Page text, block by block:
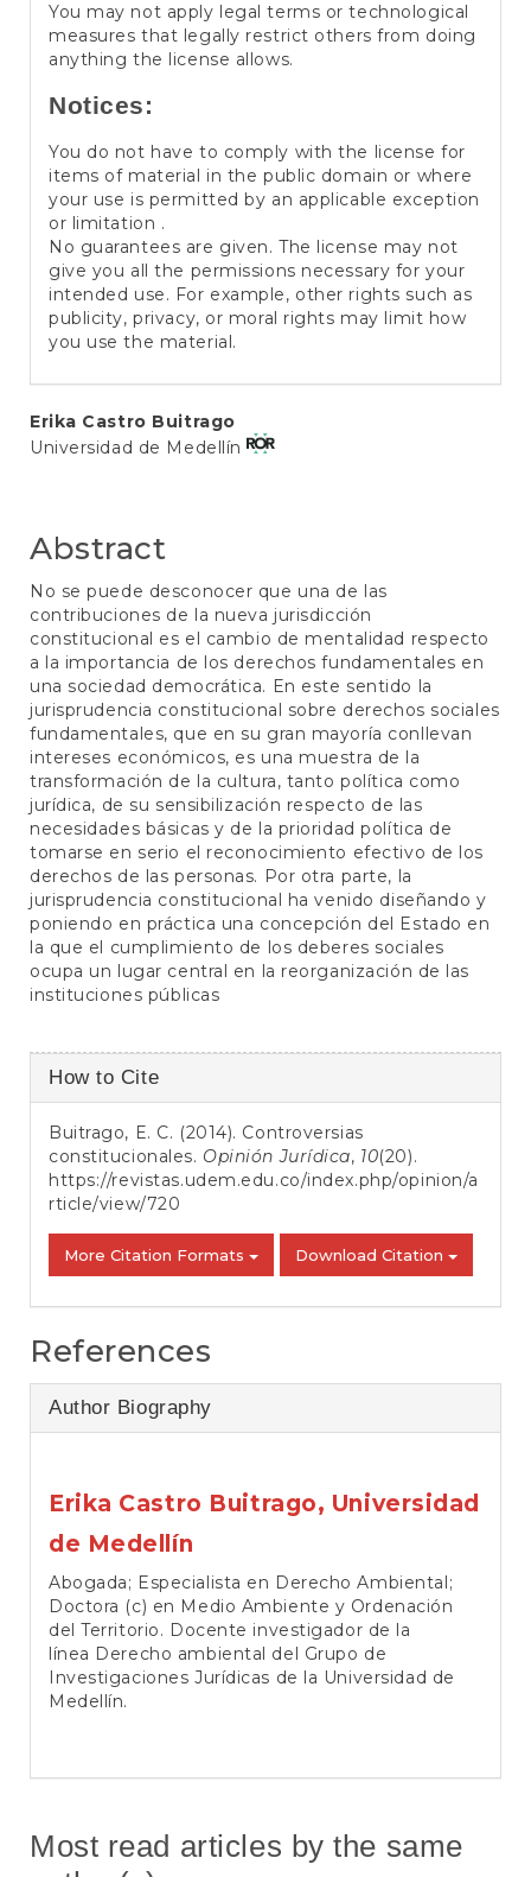
You may not apply legal terms or technological
measures that legally restrict others from doing
anything the license allows.
Notices:
You do not have to comply with the license for
items of material in the public domain or where
your use is permitted by an applicable exception
or limitation .
No guarantees are given. The license may not
give you all the permissions necessary for your
intended use. For example, other rights such as
publicity, privacy, or moral rights may limit how
you use the material.
Main
Article
Erika Castro Buitrago
Universidad de Medellín
Abstract
No se puede desconocer que una de las
contribuciones de la nueva jurisdicción
constitucional es el cambio de mentalidad respecto
a la importancia de los derechos fundamentales en
una sociedad democrática. En este sentido la
jurisprudencia constitucional sobre derechos sociales
fundamentales, que en su gran mayoría conllevan
intereses económicos, es una muestra de la
transformación de la cultura, tanto política como
jurídica, de su sensibilización respecto de las
necesidades básicas y de la prioridad política de
tomarse en serio el reconocimiento efectivo de los
derechos de las personas. Por otra parte, la
jurisprudencia constitucional ha venido diseñando y
poniendo en práctica una concepción del Estado en
la que el cumplimiento de los deberes sociales
ocupa un lugar central en la reorganización de las
instituciones públicas
Article
Details
How to Cite
Buitrago, E. C. (2014). Controversias
constitucionales. Opinión Jurídica, 10(20).
https://revistas.udem.edu.co/index.php/opinion/a
rticle/view/720
More Citation Formats Download Citation
References
Author Biography
Erika Castro Buitrago, Universidad
de Medellín
Abogada; Especialista en Derecho Ambiental;
Doctora (c) en Medio Ambiente y Ordenación
del Territorio. Docente investigador de la
línea Derecho ambiental del Grupo de
Investigaciones Jurídicas de la Universidad de
Medellín.
Most read articles by the same